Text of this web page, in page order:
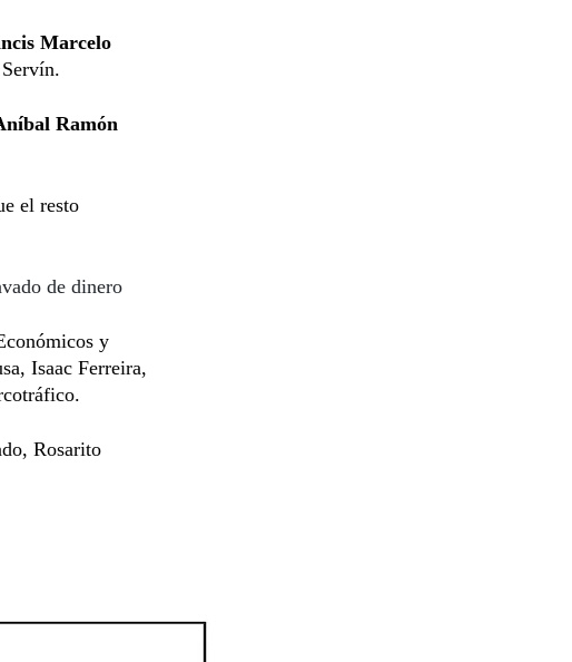
Marcelo
Ramón
el resto
de dinero
y
Isaac Ferreira,
Rosarito